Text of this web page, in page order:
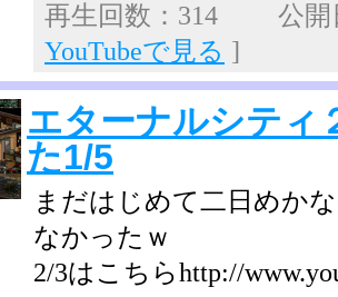
再生回数：314 公
YouTubeで見る ]
エターナルシティ
た1/5
まだはじめて二日めか
なかったｗ
2/3はこちらhttp://